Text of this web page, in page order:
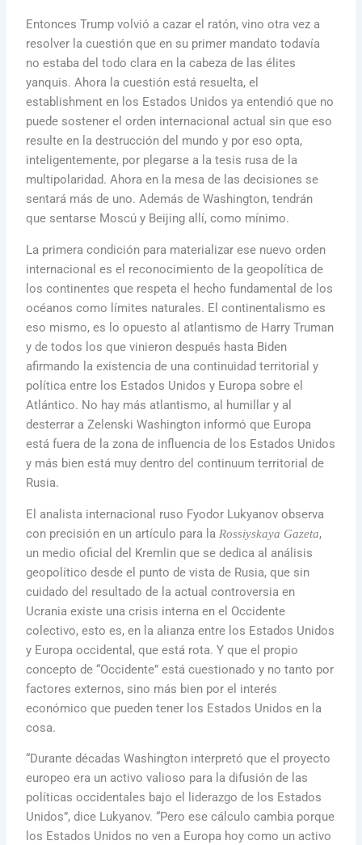
Entonces Trump volvió a cazar el ratón, vino otra vez a
resolver la cuestión que en su primer mandato todavía
no estaba del todo clara en la cabeza de las élites
yanquis. Ahora la cuestión está resuelta, el
establishment en los Estados Unidos ya entendió que no
puede sostener el orden internacional actual sin que eso
resulte en la destrucción del mundo y por eso opta,
inteligentemente, por plegarse a la tesis rusa de la
multipolaridad. Ahora en la mesa de las decisiones se
sentará más de uno. Además de Washington, tendrán
que sentarse Moscú y Beijing allí, como mínimo.
La primera condición para materializar ese nuevo orden
internacional es el reconocimiento de la geopolítica de
los continentes que respeta el hecho fundamental de los
océanos como límites naturales. El continentalismo es
eso mismo, es lo opuesto al atlantismo de Harry Truman
y de todos los que vinieron después hasta Biden
afirmando la existencia de una continuidad territorial y
política entre los Estados Unidos y Europa sobre el
Atlántico. No hay más atlantismo, al humillar y al
desterrar a Zelenski Washington informó que Europa
está fuera de la zona de influencia de los Estados Unidos
y más bien está muy dentro del continuum territorial de
Rusia.
El analista internacional ruso Fyodor Lukyanov observa
con precisión en un artículo para la Rossiyskaya Gazeta,
un medio oficial del Kremlin que se dedica al análisis
geopolítico desde el punto de vista de Rusia, que sin
cuidado del resultado de la actual controversia en
Ucrania existe una crisis interna en el Occidente
colectivo, esto es, en la alianza entre los Estados Unidos
y Europa occidental, que está rota. Y que el propio
concepto de “Occidente” está cuestionado y no tanto por
factores externos, sino más bien por el interés
económico que pueden tener los Estados Unidos en la
cosa.
“Durante décadas Washington interpretó que el proyecto
europeo era un activo valioso para la difusión de las
políticas occidentales bajo el liderazgo de los Estados
Unidos”, dice Lukyanov. “Pero ese cálculo cambia porque
los Estados Unidos no ven a Europa hoy como un activo